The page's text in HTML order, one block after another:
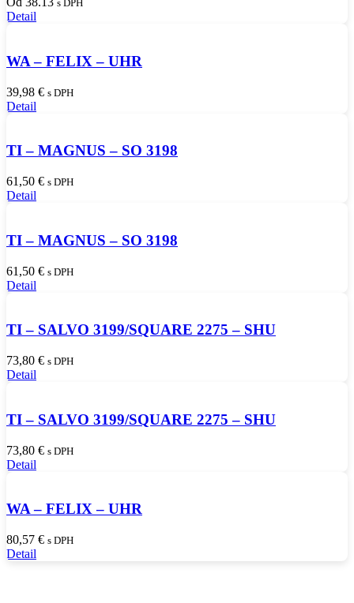
s DPH
Detail
WA – FELIX – UHR
39,98 € s DPH
Detail
TI – MAGNUS – SO 3198
61,50 € s DPH
Detail
TI – MAGNUS – SO 3198
61,50 € s DPH
Detail
TI – SALVO 3199/SQUARE 2275 – SHU
73,80 € s DPH
Detail
TI – SALVO 3199/SQUARE 2275 – SHU
73,80 € s DPH
Detail
WA – FELIX – UHR
80,57 € s DPH
Detail